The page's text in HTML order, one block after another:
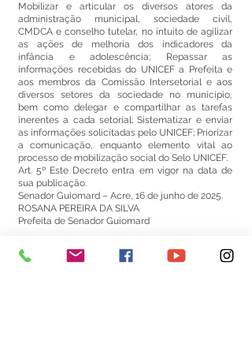
Mobilizar e articular os diversos atores da
administração municipal, sociedade civil,
CMDCA e conselho tutelar, no intuito de agilizar
as ações de melhoria dos indicadores da
infância e adolescência; Repassar as
informações recebidas do UNICEF a Prefeita e
aos membros da Comissão Intersetorial e aos
diversos setores da sociedade no município,
bem como delegar e compartilhar as tarefas
inerentes a cada setorial; Sistematizar e enviar
as informações solicitadas pelo UNICEF; Priorizar
a comunicação, enquanto elemento vital ao
processo de mobilização social do Selo UNICEF.
Art. 5º Este Decreto entra em vigor na data de
sua publicação.
Senador Guiomard – Acre, 16 de junho de 2025.
ROSANA PEREIRA DA SILVA
Prefeita de Senador Guiomard
facilita a pesquisa para localizar a publicação oficial.